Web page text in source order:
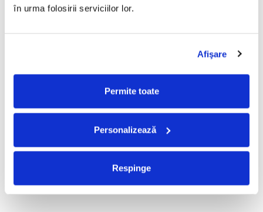
în urma folosirii serviciilor lor.
Afişare
Permite toate
Personalizează
Respinge
B4
Toxicity
3:38
B7
Arto 2:05
PRODUSE ALTERNATIVE
Cargo- Spiritus Sanctus
(Editie Aniversara) (Disc
Pink Floyd- The Wall
(versiune 2016), (Disc Vinil)